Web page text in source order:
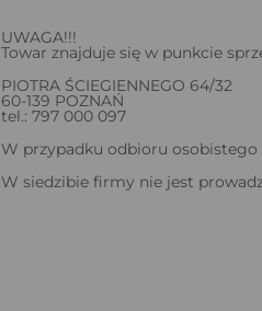
UWAGA!!!
Towar znajduje się w punkcie
PIOTRA ŚCIEGIENNEGO 64/32
60-139 POZNAŃ
tel.: 797 000 097
W przypadku odbioru
W siedzibie firmy nie jest